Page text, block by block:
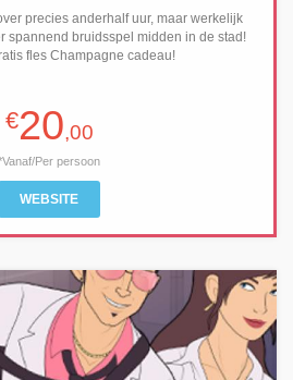
precies anderhalf uur, maar werkelijk
spannend bruidsspel midden in de stad!
fles Champagne cadeau!
€20,00
Per persoon
WEBSITE